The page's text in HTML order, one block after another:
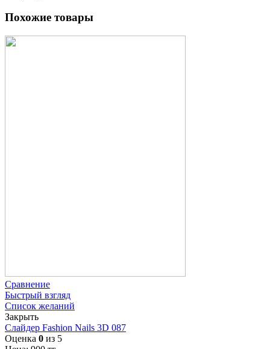
Похожие товары
Сравнение
Быстрый взгляд
Список желаний
Закрыть
Слайдер Fashion Nails 3D 087
Оценка 0 из 5